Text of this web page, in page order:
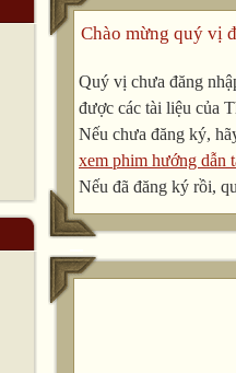
Chào mừng quý vị
Quý vị chưa đăng
được các tài liệu của
Nếu chưa đăng ký,
xem phim hướng dẫn
Nếu đã đăng ký rồi,